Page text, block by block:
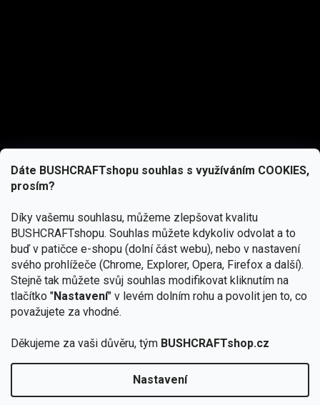
Dáte BUSHCRAFTshopu souhlas s využíváním COOKIES,
prosím?
Díky vašemu souhlasu, můžeme zlepšovat kvalitu
BUSHCRAFTshopu. Souhlas můžete kdykoliv odvolat a to
buď v patičce e-shopu (dolní část webu), nebo v nastavení
svého prohlížeče (Chrome, Explorer, Opera, Firefox a další).
Stejně tak můžete svůj souhlas modifikovat kliknutím na
tlačítko "Nastavení" v levém dolním rohu a povolit jen to, co
považujete za vhodné.
Děkujeme za vaši důvěru, tým BUSHCRAFTshop.cz
Nastavení
podmínkami ochrany osobních údajů
Copyright 2026BUSHCRAFTshop.cz. Všechna práva